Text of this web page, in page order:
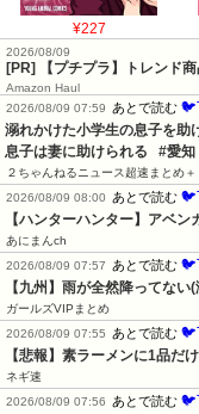
¥227
2026/08/09
[PR] 【プチプラ】トレンド
Amazon Haul
2026/08/09 07:59
あとで読む
溺れかけた小学生の息子を
息子は妻に助けられる   #愛
２ちゃんねるニュース超速まとめ＋
2026/08/09 08:00
あとで読む
【ハンターハンター】アベン
あにまんch
2026/08/09 07:57
あとで読む
【九州】雨が全然降ってない(
ガールズVIPまとめ
2026/08/09 07:55
あとで読む
【悲報】素ラーメンに1品だ
ネギ速
2026/08/09 07:56
あとで読む